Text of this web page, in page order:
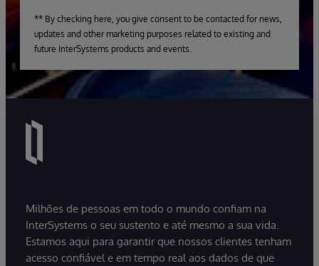
** By checking here, you give consent to be contacted for news,
updates and other marketing purposes related to existing and
future InterSystems products and events.
Milhões de pessoas em todo o mundo confiam na
InterSystems o seu sustento e até mesmo a sua vida.
Estamos aqui para garantir que nossos clientes tenham
acesso confiável e em tempo real aos dados de que